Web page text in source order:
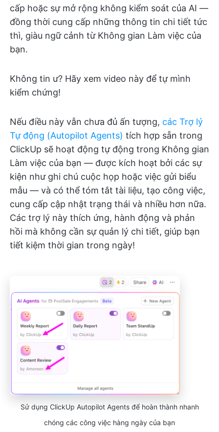
cấp hoặc sự mở rộng không kiểm soát của AI —
đồng thời cung cấp những thông tin chi tiết tức
thì, giàu ngữ cảnh từ Không gian Làm việc của
bạn.
Không tin ư? Hãy xem video này để tự mình
kiểm chứng!
Nếu điều này vẫn chưa đủ ấn tượng, các Trợ lý
Tự động (Autopilot Agents) tích hợp sẵn trong
ClickUp sẽ hoạt động tự động trong Không gian
Làm việc của bạn — được kích hoạt bởi các sự
kiện như ghi chú cuộc họp hoặc việc gửi biểu
mẫu — và có thể tóm tắt tài liệu, tạo công việc,
cung cấp cập nhật trạng thái và nhiều hơn nữa.
Các trợ lý này thích ứng, hành động và phản
hồi mà không cần sự quản lý chi tiết, giúp bạn
tiết kiệm thời gian trong ngày!
Sử dụng ClickUp Autopilot Agents để hoàn thành nhanh
chóng các công việc hàng ngày của bạn